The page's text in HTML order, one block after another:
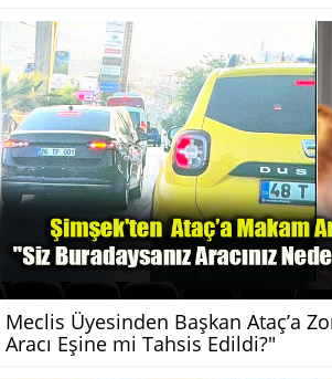
Meclis Üyesinden Başkan Ataç’a
Aracı Eşine mi Tahsis Edildi?"